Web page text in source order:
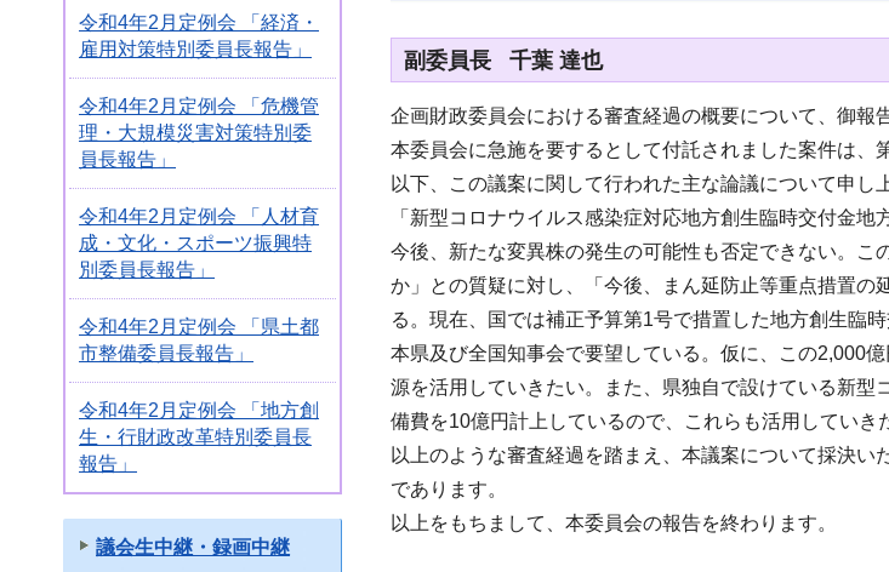
令和4年2月定例会 「経済・
雇用対策特別委員長報告」
令和4年2月定例会 「危機管
理・大規模災害対策特別委
員長報告」
令和4年2月定例会 「人材育
成・文化・スポーツ振興特
別委員長報告」
令和4年2月定例会 「県土都
市整備委員長報告」
令和4年2月定例会 「地方創
生・行財政改革特別委員長
報告」
議会生中継・録画中継
副委員長 千葉 達也
企画財政委員会における審査経過の概要について、御報
本委員会に急施を要するとして付託されました案件は、
以下、この議案に関して行われた主な論議について申し
「新型コロナウイルス感染症対応地方創生臨時交付金
今後、新たな変異株の発生の可能性も否定できない。
か」との質疑に対し、「今後、まん延防止等重点措置
る。現在、国では補正予算第1号で措置した地方創生臨
本県及び全国知事会で要望している。仮に、この2,000
源を活用していきたい。また、県独自で設けている新
備費を10億円計上しているので、これらも活用していき
以上のような審査経過を踏まえ、本議案について採決
であります。
以上をもちまして、本委員会の報告を終わります。